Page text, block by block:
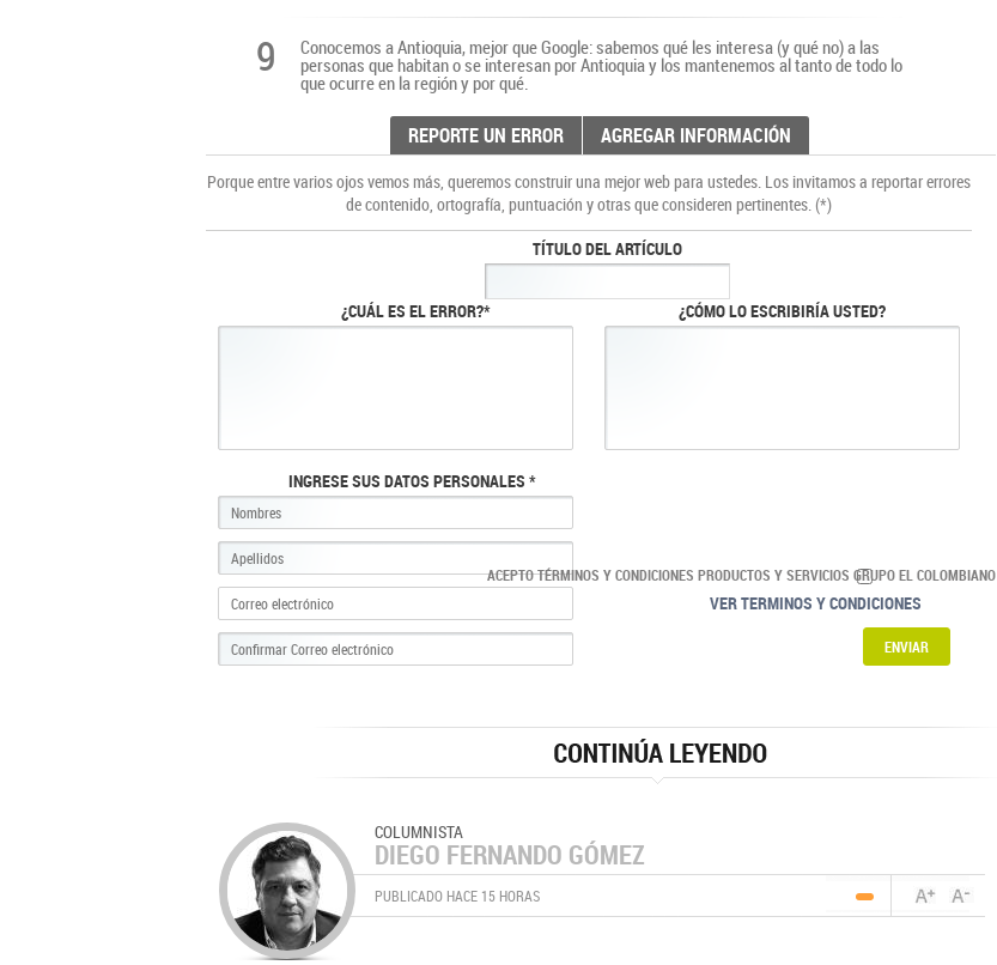
9 Conocemos a Antioquia, mejor que Google: sabemos qué les interesa (y qué no) a las
personas que habitan o se interesan por Antioquia y los mantenemos al tanto de todo lo
que ocurre en la región y por qué.
REPORTE UN ERROR AGREGAR INFORMACIÓN
Porque entre varios ojos vemos más, queremos construir una mejor web para ustedes. Los invitamos a reportar errores
de contenido, ortografía, puntuación y otras que consideren pertinentes. (*)
TÍTULO DEL ARTÍCULO
¿CUÁL ES EL ERROR?* ¿CÓMO LO ESCRIBIRÍA USTED?
INGRESE SUS DATOS PERSONALES *
ACEPTO TÉRMINOS Y CONDICIONES PRODUCTOS Y SERVICIOS GRUPO EL COLOMBIANO
VER TERMINOS Y CONDICIONES
COLUMNISTA
DIEGO FERNANDO GÓMEZ
PUBLICADO HACE 15 HORAS